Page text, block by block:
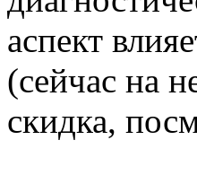
аспект
(сейчас на
скидка,